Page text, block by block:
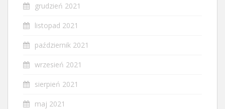
grudzień 2021
listopad 2021
październik 2021
wrzesień 2021
sierpień 2021
maj 2021